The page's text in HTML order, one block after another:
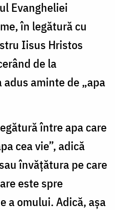
Evangheliei
în legătură cu
Iisus Hristos
de la
aminte de „apa
între apa care
cea vie”, adică
învățătura pe care
este spre
a omului. Adică, așa